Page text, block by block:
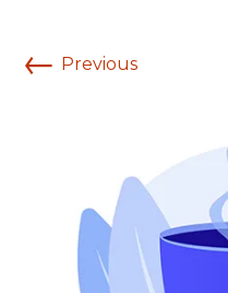
← Previous